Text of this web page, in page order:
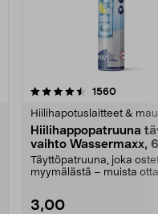
1560
Hiilihapotuslaitteet &
Hiilihappopatruuna
vaihto Wassermaxx,
Täyttöpatruuna, joka
myymälästä – muista
3,00
4.5viidestä